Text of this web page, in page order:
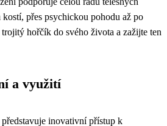
přes psychickou pohodu až po
hořčík do svého života a zažijte ten
a využití
inovativní přístup k